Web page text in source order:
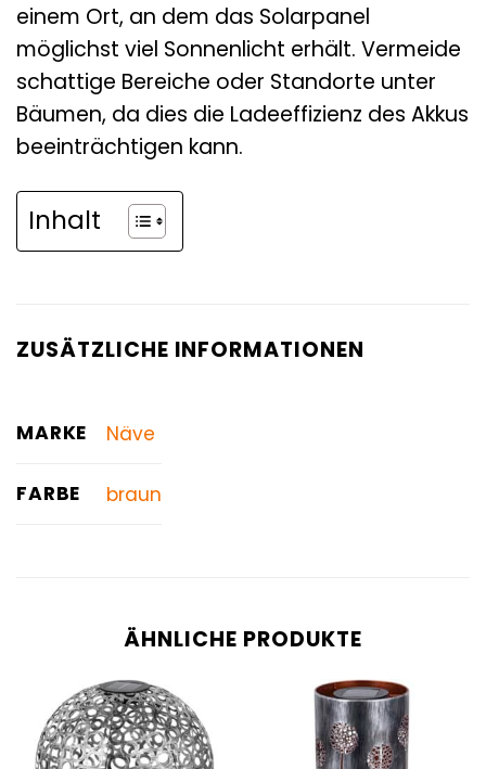
einem Ort, an dem das Solarpanel
möglichst viel Sonnenlicht erhält. Vermeide
schattige Bereiche oder Standorte unter
Bäumen, da dies die Ladeeffizienz des Akkus
beeinträchtigen kann.
Inhalt
ZUSÄTZLICHE INFORMATIONEN
MARKE Näve
FARBE braun
ÄHNLICHE PRODUKTE